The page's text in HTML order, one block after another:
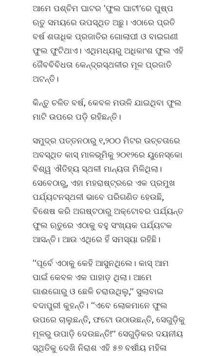
ଆମେ ପଶ୍ଚିମ ଘାଟର ‘ଫୁଲ ଘାଟୀ’ରେ ପୁଷ୍ପ
ଋତୁ ସମୟରେ ଉପସ୍ଥିତ ଅଛୁ। ଏଠାରେ ପ୍ରତି
ବର୍ଷ ଶତାଧିକ ପ୍ରଜାତିର ଗୋଲାପୀ ଓ ବାଇଗଣୀ
ଫୁଲ ଫୁଟିଥାଏ। ଏଥିମଧ୍ୟରୁ ଅଧିକାଂଶ ଫୁଲ ଏହି
ଜୈବବିବିଧତା କେନ୍ଦ୍ରସ୍ଥଳୀର ମୂଳ ପ୍ରଜାତି
ଅଟନ୍ତି।
କିନ୍ତୁ ଚଳିତ ବର୍ଷ, କେବଳ ମଉଳି ଯାଇଥିବା ଫୁଲ
ମାଟି ଉପରେ ପଡ଼ି ରହିଛନ୍ତି।
ସମୁଦ୍ର ପତ୍ତନଠାରୁ ୧,୨୦୦ ମିଟର ଉଚ୍ଚତାରେ
ଅବସ୍ଥିତ କାସ୍‌ ମାଳଭୂମିକୁ ୨୦୧୨ରେ ୟୁନେସ୍କୋ
ବିଶ୍ୱ ଐତିହ୍ୟ ସ୍ଥଳୀ ମାନ୍ୟତା ମିଳିଥିଲା।
ସେବେଠାରୁ, ଏହା ମହରାଷ୍ଟ୍ରରେ ଏକ ପ୍ରମୁଖ
ପର୍ଯ୍ୟଟନସ୍ଥଳୀ ଭାବେ ପରିଗଣିତ ହେଉଛି,
ବିଶେଷ କରି ଅଗଷ୍ଟଠାରୁ ଅକ୍ଟୋବର ପର୍ଯ୍ୟନ୍ତ
ଫୁଲ ଋତୁରେ ଏଠାକୁ ବହୁ ସଂଖ୍ୟକ ପର୍ଯ୍ୟଟକ
ଆସନ୍ତି। ଆଉ ଏଥିରେ ହିଁ ସମସ୍ୟା ରହିଛି।
‘‘ପୂର୍ବେ ଏଠାକୁ କେହି ଆସୁନଥିଲେ। କାସ୍‌ ଆମ
ପାଇଁ କେବଳ ଏକ ପାହାଡ଼ ଥିଲା। ଆମେ
ଗାଈଗୋରୁ ଓ ଛେଳି ଚରାଉଥିଲୁ,’’ ସୁଲାବାଇ
ବଦାପୁରୀ କୁହନ୍ତି। ‘‘ଏବେ ଲୋକମାନେ ଫୁଲ
ଉପରେ ଚାଲୁଛନ୍ତି, ଫଟୋ ଉଠାଉଛନ୍ତି, ସେଗୁଡ଼ିକୁ
ମୂଳରୁ ଉପାଡ଼ି ଦେଉଛନ୍ତି!’’ ସେଗୁଡ଼ିକର ଦୟନୀୟ
ସ୍ଥିତିକୁ ଦେଖି ନିରାଶ ଏହି ୫୭ ବର୍ଷୀୟ ମହିଳା